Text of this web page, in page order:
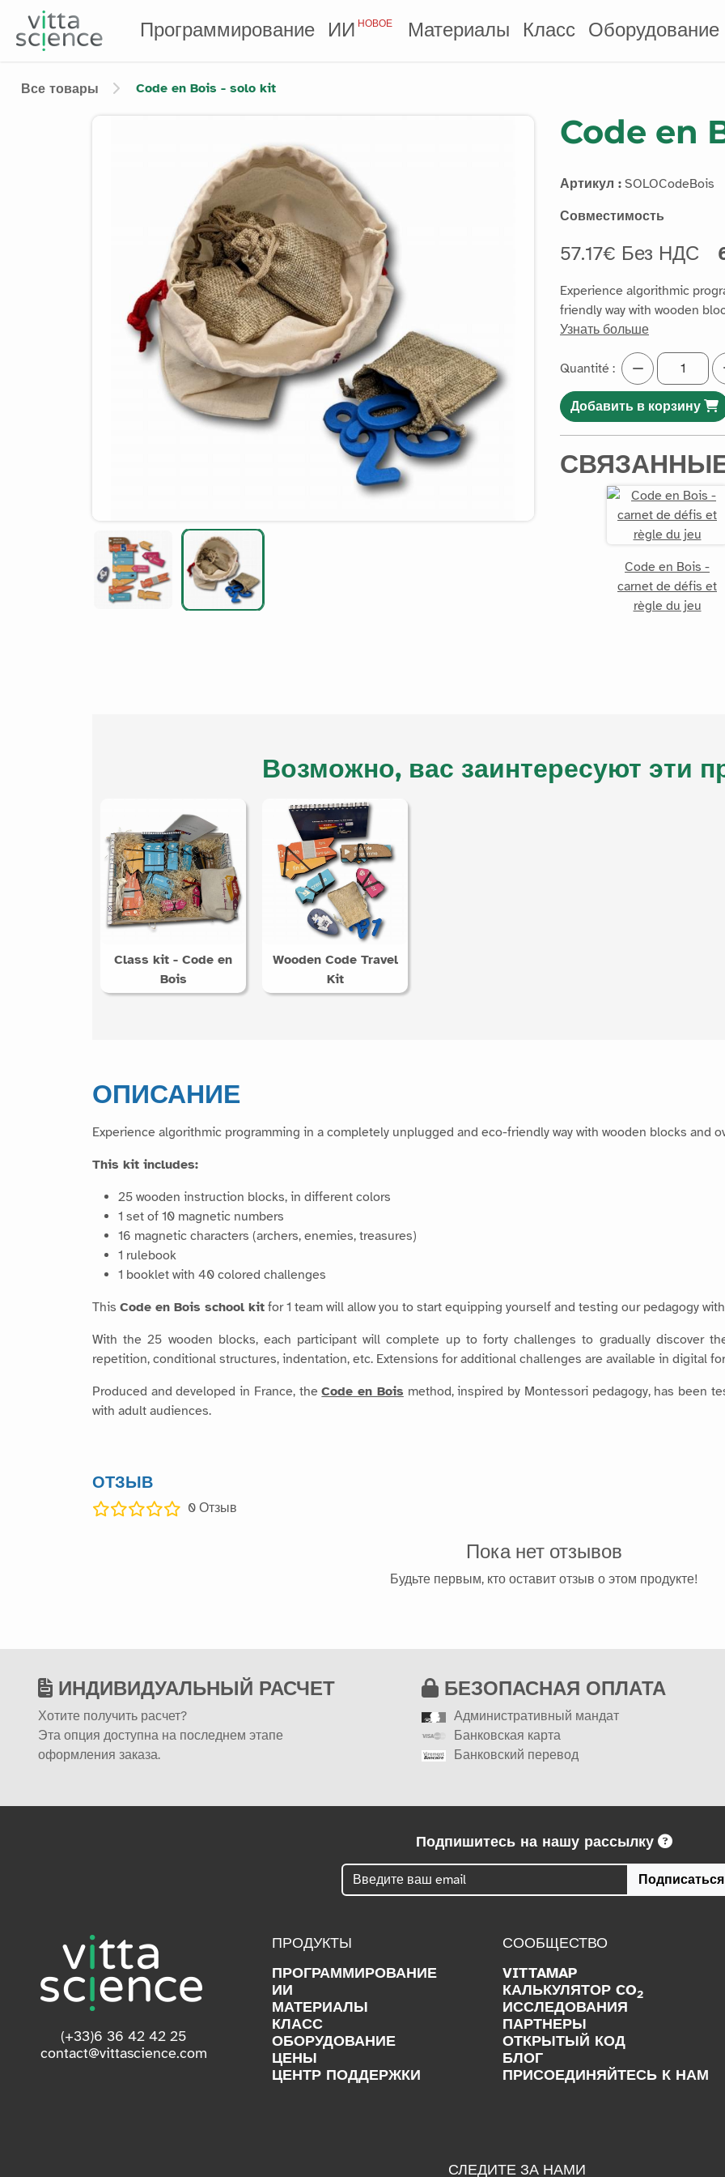
Программирование ИИНОВОЕ Материалы Класс Оборудование
Все товары Code en Bois - solo kit
Code en
Артикул : SOLOCodeBois
Совместимость
57.17€ Без НДС
Experience algorithmic
friendly way with wooden
Узнать больше
Quantité :
Добавить в корзину
Code en Bois -
carnet de défis et
règle du jeu
Возможно, вас заинтересуют эти
Class kit - Code en
Bois
Wooden Code Travel
Kit
ОПИСАНИЕ
Experience algorithmic programming in a completely unplugged and eco-friendly way with wooden blocks and
This kit includes:
25 wooden instruction blocks, in different colors
1 set of 10 magnetic numbers
16 magnetic characters (archers, enemies, treasures)
1 rulebook
1 booklet with 40 colored challenges
This Code en Bois school kit for 1 team will allow you to start equipping yourself and testing our pedagogy
With the 25 wooden blocks, each participant will complete up to forty challenges to gradually discover
repetition, conditional structures, indentation, etc. Extensions for additional challenges are available in digital
Produced and developed in France, theCode en Bois method, inspired by Montessori pedagogy, has been
with adult audiences.
ОТЗЫВ
0 Отзыв
Пока нет отзывов
Будьте первым, кто оставит отзыв о этом продукте!
ИНДИВИДУАЛЬНЫЙ РАСЧЕТ
Хотите получить расчет?
Эта опция доступна на последнем этапе
оформления заказа.
БЕЗОПАСНАЯ ОПЛАТА
Административный мандат
Банковская карта
Банковский перевод
Подпишитесь на нашу рассылку
Подписаться
(+33)6 36 42 42 25
contact@vittascience.com
ПРОДУКТЫ
ПРОГРАММИРОВАНИЕ
ИИ
МАТЕРИАЛЫ
КЛАСС
ОБОРУДОВАНИЕ
ЦЕНЫ
ЦЕНТР ПОДДЕРЖКИ
СООБЩЕСТВО
VITTAMAP
КАЛЬКУЛЯТОР CO2
ИССЛЕДОВАНИЯ
ПАРТНЕРЫ
ОТКРЫТЫЙ КОД
БЛОГ
ПРИСОЕДИНЯЙТЕСЬ К НАМ
СЛЕДИТЕ ЗА НАМИ